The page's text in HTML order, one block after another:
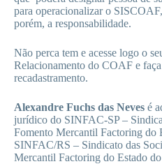
para operacionalizar o
porém, a responsabilidade.
Não perca tem e acesse logo o
Relacionamento do COAF e faça
recadastramento.
Alexandre Fuchs das Neves é
jurídico do SINFAC-SP –
Fomento Mercantil Factoring do
SINFAC/RS – Sindicato das
Mercantil Factoring do Estado